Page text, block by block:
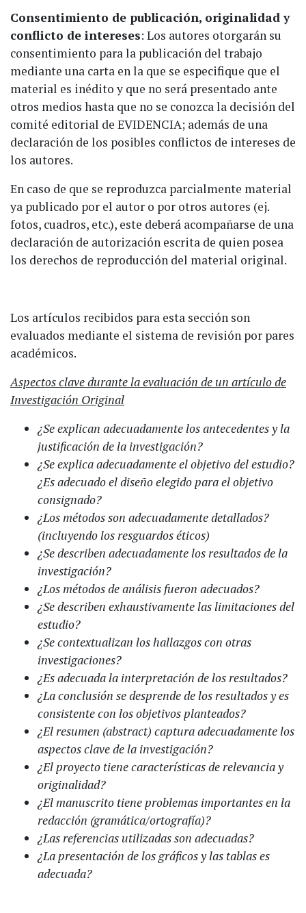
Consentimiento de publicación, originalidad y
conflicto de intereses: Los autores otorgarán su
consentimiento para la publicación del trabajo
mediante una carta en la que se especifique que el
material es inédito y que no será presentado ante
otros medios hasta que no se conozca la decisión del
comité editorial de EVIDENCIA; además de una
declaración de los posibles conflictos de intereses de
los autores.
En caso de que se reproduzca parcialmente material
ya publicado por el autor o por otros autores (ej.
fotos, cuadros, etc.), este deberá acompañarse de una
declaración de autorización escrita de quien posea
los derechos de reproducción del material original.
Los artículos recibidos para esta sección son
evaluados mediante el sistema de revisión por pares
académicos.
Aspectos clave durante la evaluación de un artículo de
Investigación Original
¿Se explican adecuadamente los antecedentes y la
justificación de la investigación?
¿Se explica adecuadamente el objetivo del estudio?
¿Es adecuado el diseño elegido para el objetivo
consignado?
¿Los métodos son adecuadamente detallados?
(incluyendo los resguardos éticos)
¿Se describen adecuadamente los resultados de la
investigación?
¿Los métodos de análisis fueron adecuados?
¿Se describen exhaustivamente las limitaciones del
estudio?
¿Se contextualizan los hallazgos con otras
investigaciones?
¿Es adecuada la interpretación de los resultados?
¿La conclusión se desprende de los resultados y es
consistente con los objetivos planteados?
¿El resumen (abstract) captura adecuadamente los
aspectos clave de la investigación?
¿El proyecto tiene características de relevancia y
originalidad?
¿El manuscrito tiene problemas importantes en la
redacción (gramática/ortografía)?
¿Las referencias utilizadas son adecuadas?
¿La presentación de los gráficos y las tablas es
adecuada?